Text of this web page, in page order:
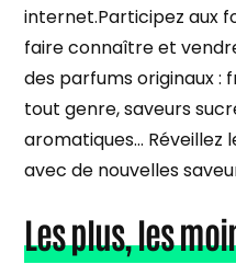
internet.Participez aux
faire connaître et
des parfums originaux :
tout genre, saveurs
aromatiques… Réveillez
avec de nouvelles
Les plus, les